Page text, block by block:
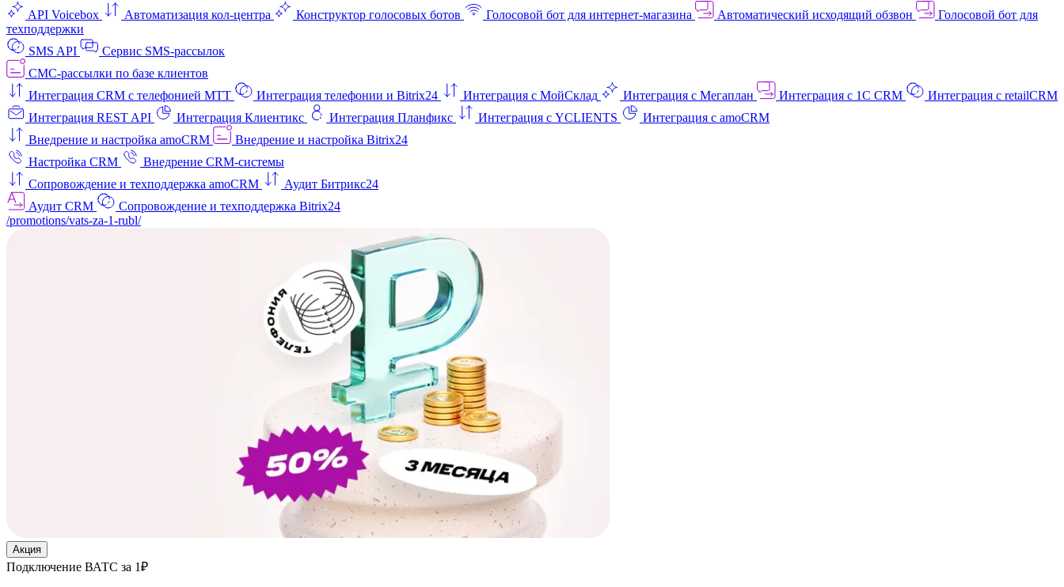
API Voicebox
Автоматизация кол‑центра Конструктор голосовых ботов Голосовой бот для интернет‑магазина Автоматический исходящий обзвон
Голосовой бот для
техподдержки
SMS API
Сервис SMS-рассылок
СМС-рассылки по базе клиентов
Интеграция CRM с телефонией МТТ
Интеграция телефонии и Bitrix24 Интеграция с МойСклад Интеграция с Мегаплан Интеграция с 1C CRM
Интеграция с retailCRM
Интеграция REST API
Интеграция Клиентикс Интеграция Планфикс Интеграция с YCLIENTS
Интеграция с amoCRM
Внедрение и настройка amoCRM
Внедрение и настройка Bitrix24
Настройка CRM
Внедрение CRM-системы
Сопровождение и техподдержка amoCRM
Аудит Битрикс24
Аудит CRM
Сопровождение и техподдержка Bitrix24
/promotions/vats-za-1-rubl/
Акция
Подключение ВАТС за 1₽